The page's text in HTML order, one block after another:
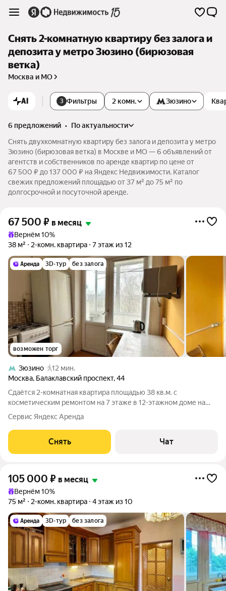
Снять 2-комнатную квартиру без залога и
депозита у метро Зюзино (бирюзовая
ветка)
Москва и МО
AI 3 Фильтры 2 комн. Зюзино
6 предложений •
по актуальности
Снять двухкомнатную квартиру без залога и депозита у метро
Зюзино (бирюзовая ветка) в Москве и МО — 6 объявлений от
агентств и собственников по аренде квартир по цене от
67 500 ₽ до 137 000 ₽ на Яндекс Недвижимости. Каталог
свежих предложений площадью от 37 м² до 75 м² по
долгосрочной и посуточной аренде.
67 500 ₽ в месяц
Вернём 10%
38 м²
2-комн. квартира 7 этаж из 12
3D-тур без залога
возможен торг
Зюзино
12 мин.
Москва, Балаклавский проспект,44
Сдаётся 2-комнатная квартира площадью 38 кв.м. с
косметическим ремонтом на 7 этаже в 12-этажном доме на
срок от 11 месяцев. Из техники есть: Духовой шкаф Стиральная
машина Холодильник Микроволновка Дом - блочный, окна
выходят во двор и на улицу.
Сервис Яндекс Аренда
Снять Чат
105 000 ₽ в месяц
Вернём 10%
75 м²
2-комн. квартира 4 этаж из 10
3D-тур без залога